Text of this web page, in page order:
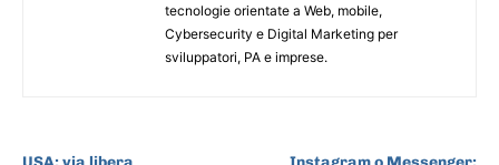
tecnologie orientate a Web, mobile,
Cybersecurity e Digital Marketing per
sviluppatori, PA e imprese.